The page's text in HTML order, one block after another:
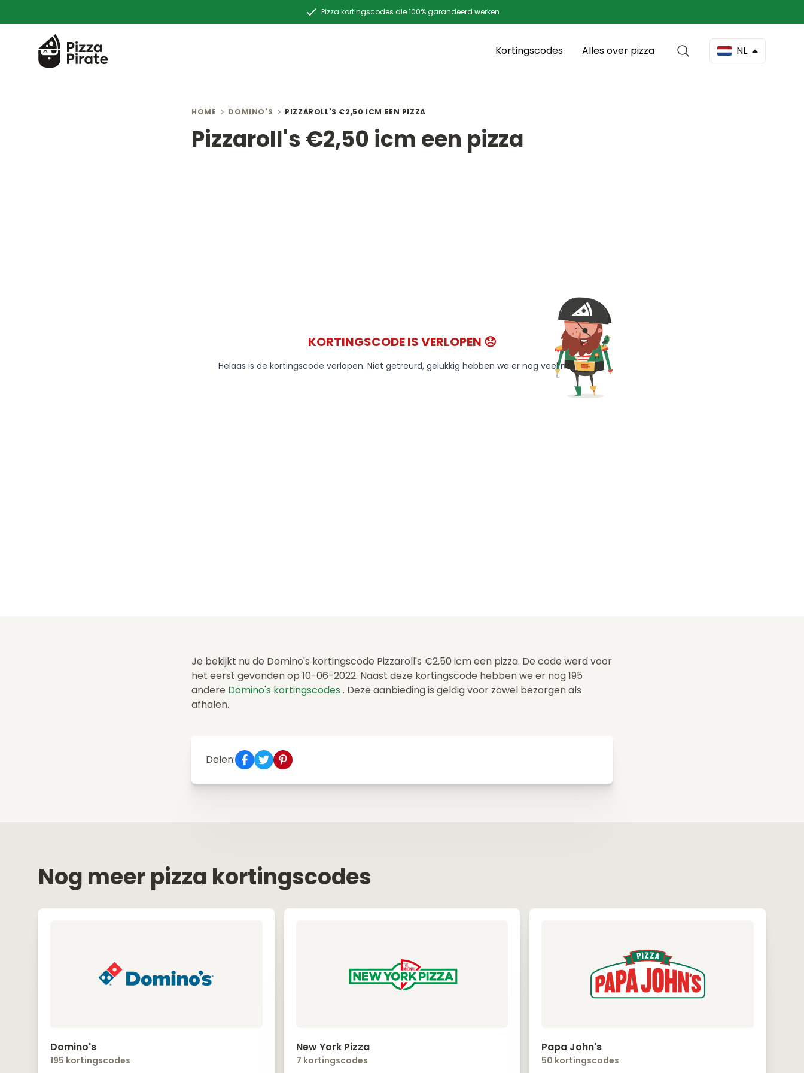
Pizza kortingscodes die 100% garandeerd werken
Kortingscodes Alles over pizza NL
HOME DOMINO'S PIZZAROLL'S €2,50 ICM EEN PIZZA
Pizzaroll's €2,50 icm een pizza
KORTINGSCODE IS VERLOPEN 😞
Helaas is de kortingscode verlopen. Niet getreurd, gelukkig hebben we er nog veel meer!
Je bekijkt nu de Domino's kortingscode Pizzaroll's €2,50 icm een pizza. De code werd voor
het eerst gevonden op 10-06-2022. Naast deze kortingscode hebben we er nog 195
andere Domino's kortingscodes . Deze aanbieding is geldig voor zowel bezorgen als
afhalen.
Delen:
Nog meer pizza kortingscodes
Domino's
195 kortingscodes
New York Pizza
7 kortingscodes
Papa John's
50 kortingscodes